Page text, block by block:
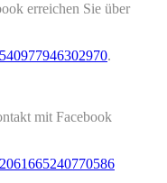
erreichen Sie über
.
mit Facebook